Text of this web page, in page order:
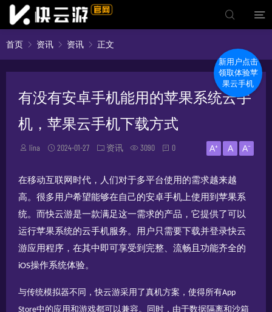
新用户点击
领取体验苹
果云手机
首页 资讯 资讯 正文
有没有安卓手机能用的苹果系统云手
机，苹果云手机下载方式
lina 2024-01-27 资讯 3090 0 A⁺ A A⁻
在移动互联网时代，人们对于多平台使用的需求越来越
高。很多用户希望能够在自己的安卓手机上使用到苹果系
统。而快云游是一款满足这一需求的产品，它提供了可以
运行苹果系统的云手机服务。用户只需要下载并登录快云
游应用程序，在其中即可享受到完整、流畅且功能齐全的
iOS操作系统体验。
与传统模拟器不同，快云游采用了真机方案，使得所有App
Store中的应用和游戏都可以兼容。同时，由于数据隔离和沙箱